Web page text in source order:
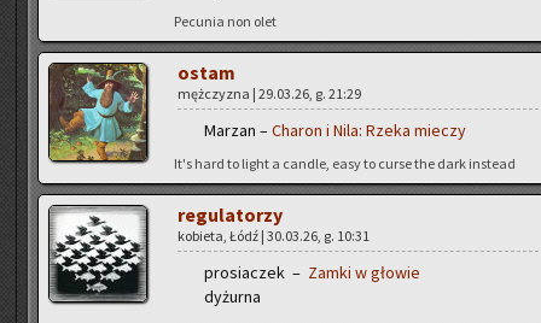
Pe­cu­nia non olet
ostam
męż­czy­zna | 29.03.26, g. 21:29
Ma­rzan –Cha­ron i Nila: Rzeka mie­czy
It's hard to light a can­dle, easy to curse the dark in­ste­ad
re­gu­la­to­rzy
ko­bie­ta, Łódź | 30.03.26, g. 10:31
pro­sia­czek – Zamki w gło­wie
dy­żur­na